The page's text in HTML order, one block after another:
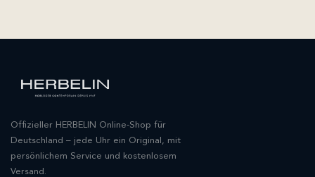
Offizieller HERBELIN Online-Shop für
Deutschland – jede Uhr ein Original, mit
persönlichem Service und kostenlosem
Versand.